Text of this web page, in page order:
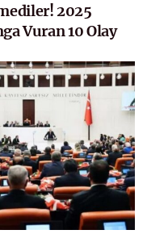
2025
Vuran 10 Olay